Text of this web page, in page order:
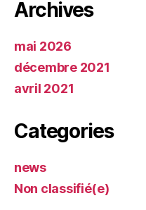
Archives
mai 2026
décembre 2021
avril 2021
Categories
news
Non classifié(e)